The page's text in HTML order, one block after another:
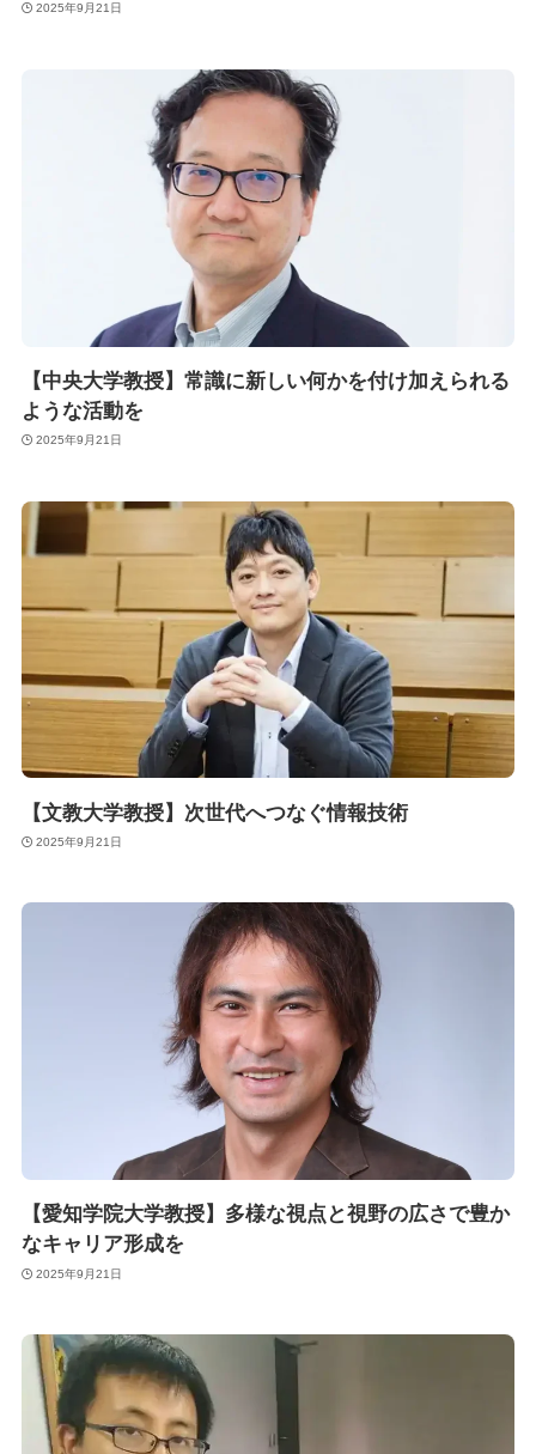
2025年9月21日
【中央大学教授】常識に新しい何かを付け加えられる
ような活動を
2025年9月21日
【文教大学教授】次世代へつなぐ情報技術
2025年9月21日
【愛知学院大学教授】多様な視点と視野の広さで豊か
なキャリア形成を
2025年9月21日